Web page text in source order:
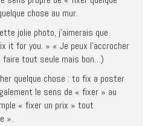
chose au mur.
jolie photo, j’aimerais que
it for you. » « Je peux l’accrocher
faire tout seule mais bon…)
quelque chose : to fix a poster
le sens de « fixer » au
« fixer un prix » tout
».